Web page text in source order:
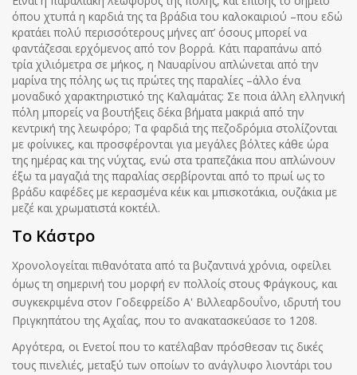
όπου χτυπά η καρδιά της τα βράδια του καλοκαιριού –που εδώ
κρατάει πολύ περισσότερους μήνες απ’ όσους μπορεί να
φαντάζεσαι ερχόμενος από τον βορρά. Κάτι παραπάνω από
τρία χιλιόμετρα σε μήκος, η Ναυαρίνου απλώνεται από την
μαρίνα της πόλης ως τις πρώτες της παραλίες –άλλο ένα
μοναδικό χαρακτηριστικό της Καλαμάτας: Σε ποια άλλη ελληνική
πόλη μπορείς να βουτήξεις δέκα βήματα μακριά από την
κεντρική της λεωφόρο; Τα φαρδιά της πεζοδρόμια στολίζονται
με φοίνικες, και προσφέρονται για μεγάλες βόλτες κάθε ώρα
της ημέρας και της νύχτας, ενώ στα τραπεζάκια που απλώνουν
έξω τα μαγαζιά της παραλίας σερβίρονται από το πρωί ως το
βράδυ καφέδες με κερασμένα κέικ και μπισκοτάκια, ουζάκια με
μεζέ και χρωματιστά κοκτέιλ.
Το Κάστρο
Χρονολογείται πιθανότατα από τα βυζαντινά χρόνια, οφείλει
όμως τη σημερινή του μορφή εν πολλοίς στους Φράγκους, και
συγκεκριμένα στον Γοδεφρείδο Α' Βιλλεαρδουΐνο, ιδρυτή του
Πριγκηπάτου της Αχαΐας, που το ανακατασκεύασε το 1208.
Αργότερα, οι Ενετοί που το κατέλαβαν πρόσθεσαν τις δικές
τους πινελιές, μεταξύ των οποίων το ανάγλυφο λιοντάρι του